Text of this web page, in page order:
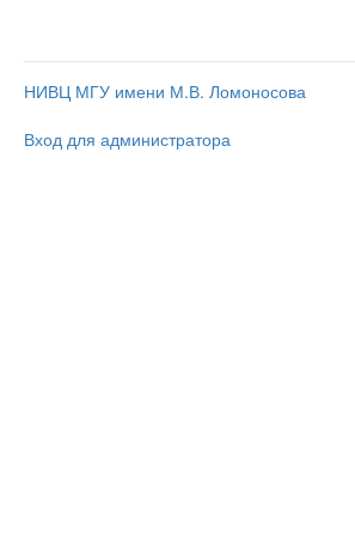
НИВЦ МГУ имени М.В. Ломоносова
Вход для администратора